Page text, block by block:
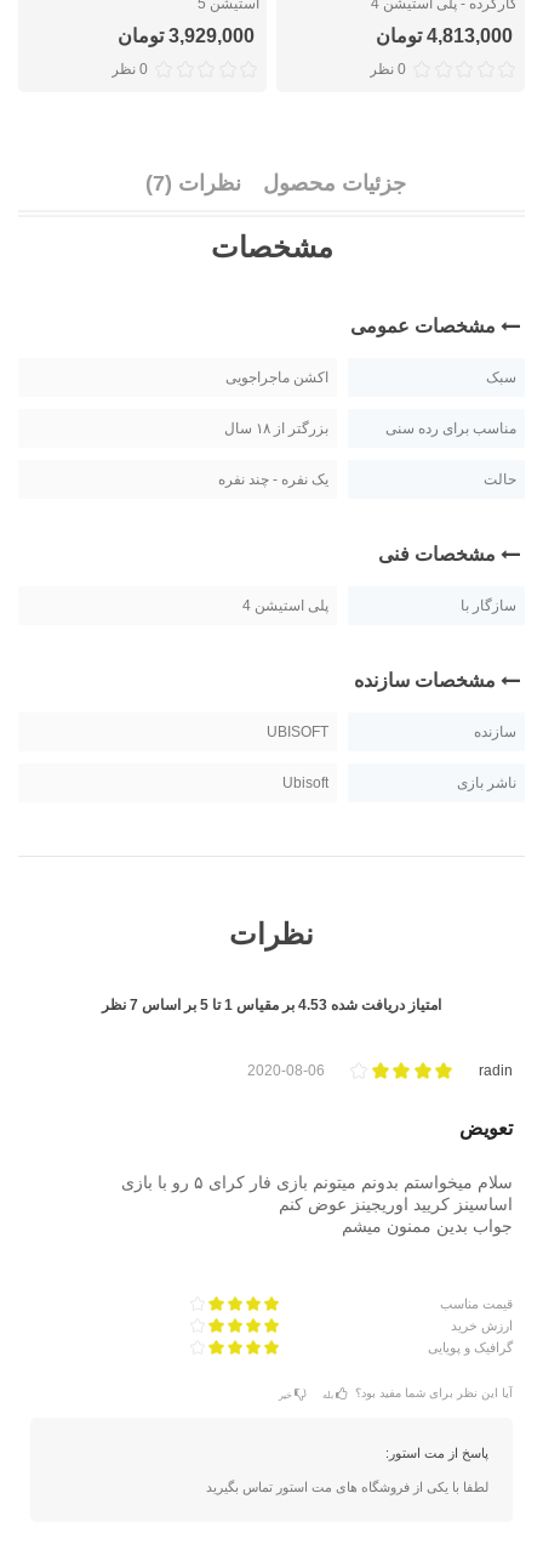
کارکرده - پلی استیشن 4
4,813,000 تومان
0 نظر
استیشن 5
3,929,000 تومان
0 نظر
جزئیات محصول نظرات (7)
مشخصات
مشخصات عمومی
سبک اکشن ماجراجویی
مناسب برای رده سنی بزرگتر از ۱۸ سال
حالت یک نفره - چند نفره
مشخصات فنی
سازگار با پلی استیشن 4
مشخصات سازنده
سازنده UBISOFT
ناشر بازی Ubisoft
نظرات
امتیاز دریافت شده 4.53 بر مقیاس 1تا 5 بر اساس 7 نظر
radin
2020-08-06
تعویض
سلام میخواستم بدونم میتونم بازی فار کرای ۵ رو با بازی
اساسینز کریید اوریجینز عوض کنم
جواب بدین ممنون میشم
قیمت مناسب
ارزش خرید
گرافیک و پویایی
آیا این نظر برای شما مفید بود؟ بله خیر
پاسخ از مت استور:
لطفا با یکی از فروشگاه های مت استور تماس بگیرید